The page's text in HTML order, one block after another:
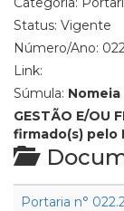
Status: Vigente
Número/Ano:
Link:
Súmula:
GESTÃO E/OU
firmado(s) pelo
Portaria n°